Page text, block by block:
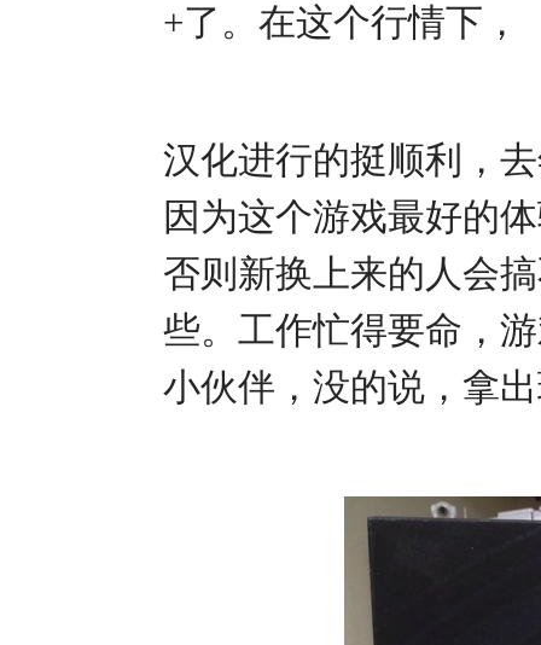
+了。在这个行情下
汉化进行的挺顺利，
因为这个游戏最好的
否则新换上来的人会
些。工作忙得要命，
小伙伴，没的说，拿